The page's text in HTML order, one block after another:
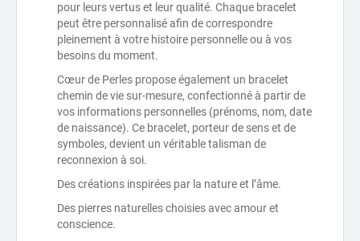
pour leurs vertus et leur qualité. Chaque bracelet
peut être personnalisé afin de correspondre
pleinement à votre histoire personnelle ou à vos
besoins du moment.
Cœur de Perles propose également un bracelet
chemin de vie sur-mesure, confectionné à partir de
vos informations personnelles (prénoms, nom, date
de naissance). Ce bracelet, porteur de sens et de
symboles, devient un véritable talisman de
reconnexion à soi.
Des créations inspirées par la nature et l’âme.
Des pierres naturelles choisies avec amour et
conscience.